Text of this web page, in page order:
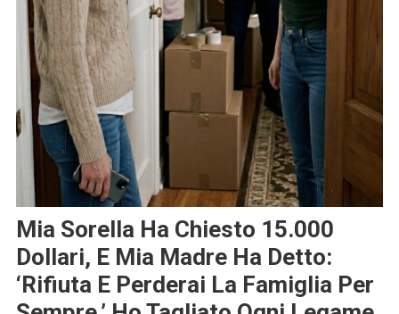
Mia Sorella Ha Chiesto 15.000
Dollari, E Mia Madre Ha Detto:
‘Rifiuta E Perderai La Famiglia Per